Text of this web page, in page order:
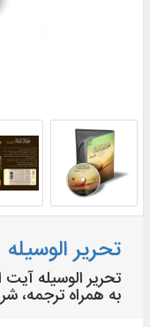
تحریر الوسیله
تحریر الوسیله آیت
به همراه ترجمه،